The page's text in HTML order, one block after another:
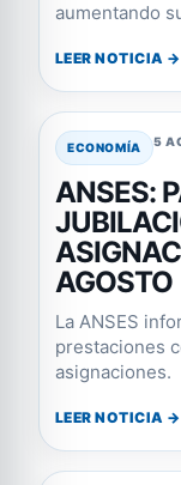
aumentando
LEER NOTICIA →
ECONOMÍA 5
ANSES:
AGOSTO
La ANSES
prestaciones
asignaciones.
LEER NOTICIA →